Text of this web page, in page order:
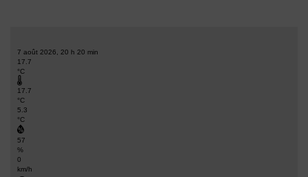
7 août 2026, 20 h 20 min
17.7
°C
17.7
°C
5.3
°C
57
%
0
km/h